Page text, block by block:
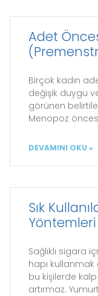
Adet
Birçok kadın
değişik duygu
görünen
Menopoz
DEVAMINI OKU »
Sık
Yöntemleri
Sağlıklı sigara
hapı
bu kişilerde
artırmaz.